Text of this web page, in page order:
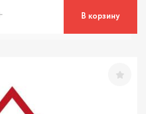
В корзину